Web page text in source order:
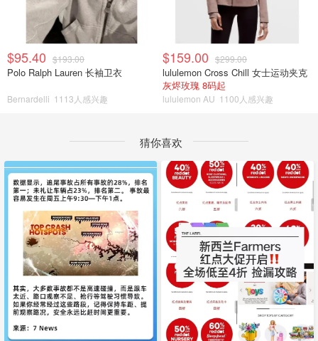
$95.40 $193.00
Polo Ralph Lauren 长袖卫衣
Bernardelli 1113人感兴趣
$159.00 $299.00
lululemon Cross Chill 女士运动夹克
灰烬玫瑰 8码起
lululemon AU 1100人感兴趣
猜你喜欢